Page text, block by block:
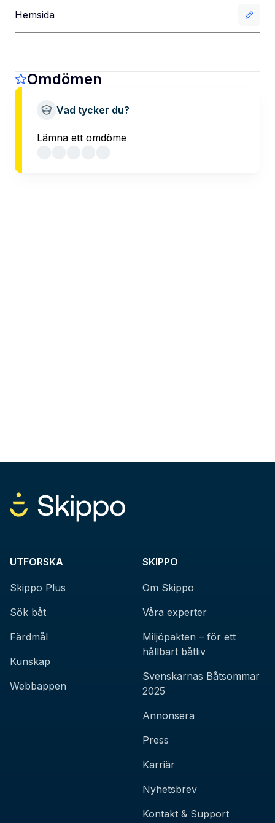
Hemsida
Omdömen
Vad tycker du?
Lämna ett omdöme
UTFORSKA
Skippo Plus
Sök båt
Färdmål
Kunskap
Webbappen
SKIPPO
Om Skippo
Våra experter
Miljöpakten – för ett
hållbart båtliv
Svenskarnas Båtsommar
2025
Annonsera
Press
Karriär
Nyhetsbrev
Kontakt & Support